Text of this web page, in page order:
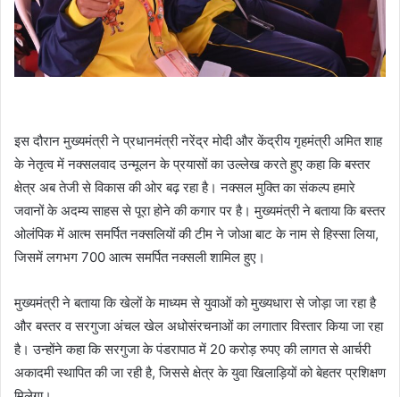
इस दौरान मुख्यमंत्री ने प्रधानमंत्री नरेंद्र मोदी और केंद्रीय गृहमंत्री अमित शाह
के नेतृत्व में नक्सलवाद उन्मूलन के प्रयासों का उल्लेख करते हुए कहा कि बस्तर
क्षेत्र अब तेजी से विकास की ओर बढ़ रहा है। नक्सल मुक्ति का संकल्प हमारे
जवानों के अदम्य साहस से पूरा होने की कगार पर है। मुख्यमंत्री ने बताया कि बस्तर
ओलंपिक में आत्म समर्पित नक्सलियों की टीम ने जोआ बाट के नाम से हिस्सा लिया,
जिसमें लगभग 700 आत्म समर्पित नक्सली शामिल हुए।
मुख्यमंत्री ने बताया कि खेलों के माध्यम से युवाओं को मुख्यधारा से जोड़ा जा रहा है
और बस्तर व सरगुजा अंचल खेल अधोसंरचनाओं का लगातार विस्तार किया जा रहा
है। उन्होंने कहा कि सरगुजा के पंडरापाठ में 20 करोड़ रुपए की लागत से आर्चरी
अकादमी स्थापित की जा रही है, जिससे क्षेत्र के युवा खिलाड़ियों को बेहतर प्रशिक्षण